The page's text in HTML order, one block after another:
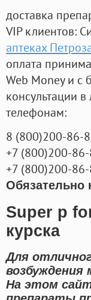
доставка
VIP клиентов:
аптеках
оплата
Web Money и с
консультации
телефонам:
8 (800)200-86-
+7 (800)200-
+7 (800)200-
Обязательно
Super p
курска
Для
На этом